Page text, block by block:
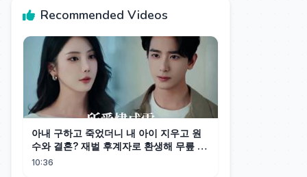
Recommended Videos
아내 구하고 죽었더니 내 아이 지우고 원
수와 결혼? 재벌 후계자로 환생해 무릎 꿇
은 그녀에게 뱉은 한마디. "더러운 손 치
10:36